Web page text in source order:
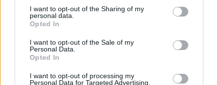
I want to opt-out of the Sharing of my
personal data.
Opted In
I want to opt-out of the Sale of my
Personal Data.
Opted In
I want to opt-out of processing my
Personal Data for Targeted Advertising.
Abdiel, iZaak, Jay Wheeler)
Letra ETA (RMX) (ft. RMX, Omar Courtz, ROA,
De La Rose, Luar La L)